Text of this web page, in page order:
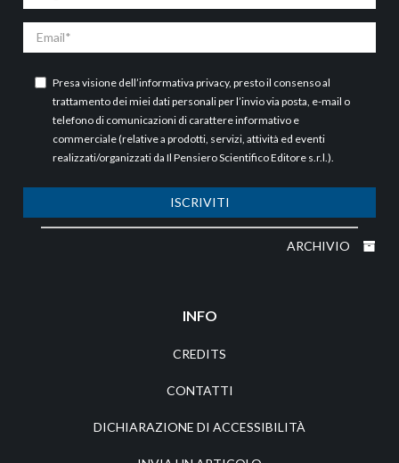
Email
Presa visione dell’informativa privacy, presto il consenso al
trattamento dei miei dati personali per l’invio via posta, e-mail o
telefono di comunicazioni di carattere informativo e
commerciale (relative a prodotti, servizi, attività ed eventi
realizzati/organizzati da Il Pensiero Scientifico Editore s.r.l.).
ISCRIVITI
ARCHIVIO
INFO
CREDITS
CONTATTI
DICHIARAZIONE DI ACCESSIBILITÀ